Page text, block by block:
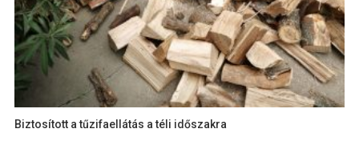
Biztosított a tűzifaellátás a téli időszakra